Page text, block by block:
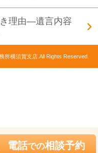
理由―遺言内容
電話での相談予約
所横須賀支店.All Rights Reserved.